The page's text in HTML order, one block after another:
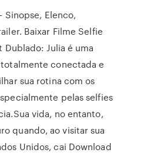
Sinopse, Elenco,
Baixar Filme Selfie
Dublado: Julia é uma
conectada e
sua rotina com os
pelas selfies
vida, no entanto,
quando, ao visitar sua
Unidos, cai Download